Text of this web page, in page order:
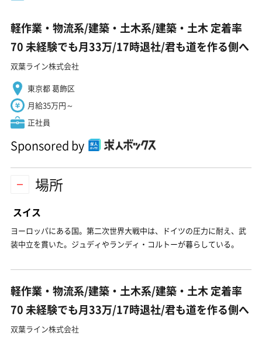
軽作業・物流系/建築・土木系/建築・土木 定着率
70 未経験でも月33万/17時退社/君も道を作る側へ
双葉ライン株式会社
東京都 葛飾区
月給35万円～
正社員
Sponsored by
場所
スイス
ヨーロッパにある国。第二次世界大戦中は、ドイツの圧力に耐え、武
装中立を貫いた。ジュディやランディ・コルトーが暮らしている。
軽作業・物流系/建築・土木系/建築・土木 定着率
70 未経験でも月33万/17時退社/君も道を作る側へ
双葉ライン株式会社